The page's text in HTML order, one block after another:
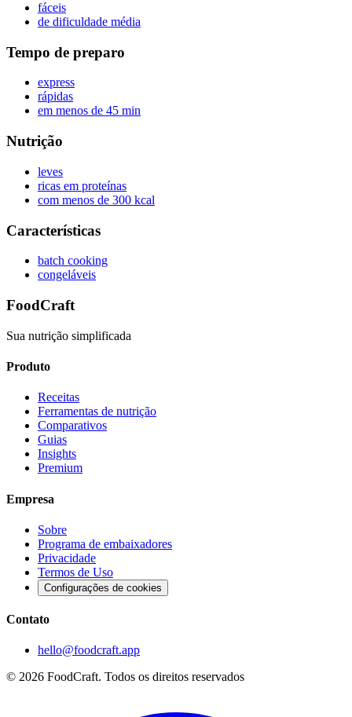
fáceis
de dificuldade média
Tempo de preparo
express
rápidas
em menos de 45 min
Nutrição
leves
ricas em proteínas
com menos de 300 kcal
Características
batch cooking
congeláveis
FoodCraft
Sua nutrição simplificada
Produto
Receitas
Ferramentas de nutrição
Comparativos
Guias
Insights
Premium
Empresa
Sobre
Programa de embaixadores
Privacidade
Termos de Uso
Configurações de cookies
Contato
hello@foodcraft.app
© 2026 FoodCraft. Todos os direitos reservados